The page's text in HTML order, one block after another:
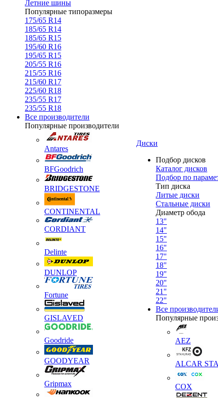
Летние шины
Популярные типоразмеры
175/65 R14
185/65 R14
185/65 R15
195/60 R16
195/65 R15
205/55 R16
215/55 R16
215/60 R17
225/60 R18
235/55 R17
235/55 R18
Все производители
Популярные производители
Antares
BFGoodrich
BRIDGESTONE
CONTINENTAL
CORDIANT
Delinte
DUNLOP
Fortune
GISLAVED
Goodride
GOODYEAR
Gripmax
Диски
Подбор дисков
Каталог дисков
Подбор по
Тип диска
Литые диски
Стальные диски
Диаметр обода
13"
14"
15"
16"
17"
18"
19"
20"
21"
22"
Все
Популярные
AEZ
ALCAR
COX